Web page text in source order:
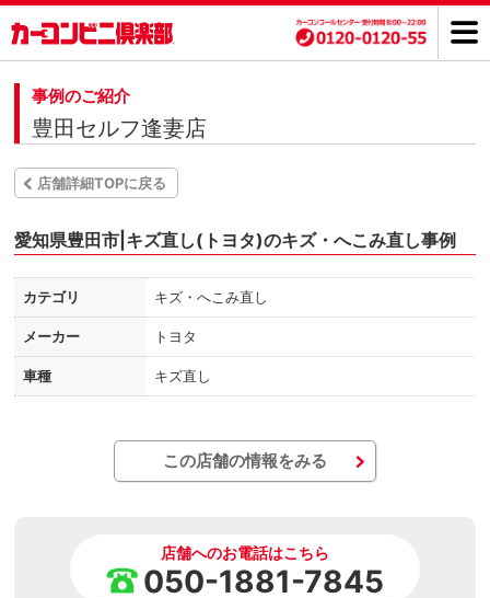
事例のご紹介
豊田セルフ逢妻店
店舗詳細TOPに戻る
愛知県豊田市|キズ直し(トヨタ)のキズ・へこみ直し事例
カテゴリ キズ・へこみ直し
メーカー トヨタ
車種 キズ直し
この店舗の情報をみる
店舗へのお電話はこちら
050-1881-7845